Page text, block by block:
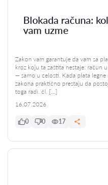
Blokada računa:
vam uzme
Zakon vam garantuje da vam sa
kroz koju ta zaštita nestaje: račun
— samo u celosti. Kada plata
zakona praktično prestaju da
toga radi. čl. […]
16.07.2026
0 0 17